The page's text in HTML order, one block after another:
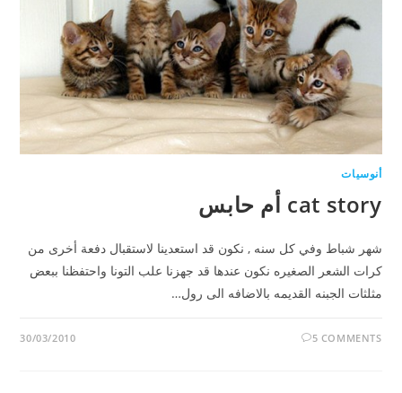
أنوسيات
cat story أم حابس
شهر شباط وفي كل سنه , نكون قد استعدينا لاستقبال دفعة أخرى من
كرات الشعر الصغيره نكون عندها قد جهزنا علب التونا واحتفظنا ببعض
مثلثات الجبنه القديمه بالاضافه الى رول…
5 COMMENTS
30/03/2010